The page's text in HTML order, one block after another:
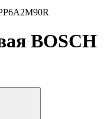
BOSCH